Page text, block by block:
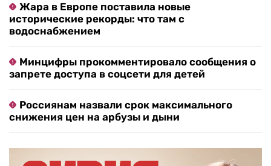
Жара в Европе поставила новые
исторические рекорды: что там с
водоснабжением
Минцифры прокомментировало сообщения о
запрете доступа в соцсети для детей
Россиянам назвали срок максимального
снижения цен на арбузы и дыни